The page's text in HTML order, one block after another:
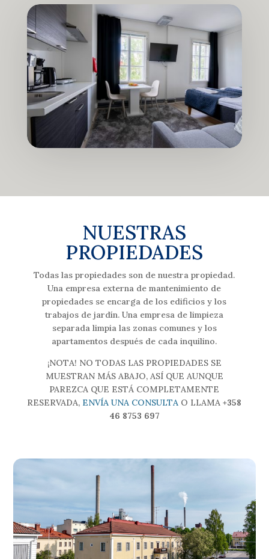
NUESTRAS
PROPIEDADES
Todas las propiedades son de nuestra propiedad.
Una empresa externa de mantenimiento de
propiedades se encarga de los edificios y los
trabajos de jardín. Una empresa de limpieza
separada limpia las zonas comunes y los
apartamentos después de cada inquilino.
¡NOTA! NO TODAS LAS PROPIEDADES SE
MUESTRAN MÁS ABAJO, ASÍ QUE AUNQUE
PAREZCA QUE ESTÁ COMPLETAMENTE
RESERVADA, ENVÍA UNA CONSULTA O LLAMA+358
46 8753 697